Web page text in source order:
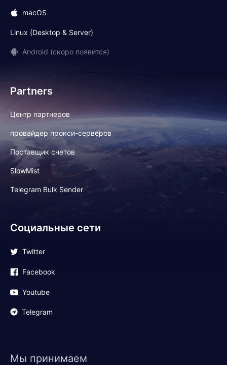
macOS
Linux (Desktop & Server)
Android (скоро появится)
Partners
Центр партнеров
провайдер прокси-серверов
Поставщик счетов
SlowMist
Telegram Bulk Sender
Социальные сети
Twitter
Facebook
Youtube
Telegram
Мы принимаем